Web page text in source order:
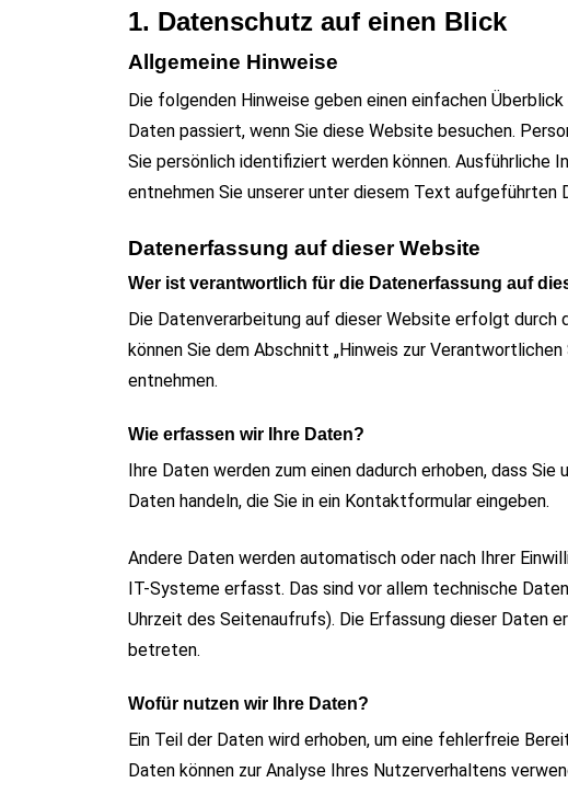
1. Datenschutz auf einen Blick
Allgemeine Hinweise
Die folgenden Hinweise geben einen einfachen
Daten passiert, wenn Sie diese Website besuchen.
Sie persönlich identifiziert werden können. Ausführliche
entnehmen Sie unserer unter diesem Text aufgeführten
Datenerfassung auf dieser Website
Wer ist verantwortlich für die Datenerfassung auf
Die Datenverarbeitung auf dieser Website erfolgt
können Sie dem Abschnitt „Hinweis zur
entnehmen.
Wie erfassen wir Ihre Daten?
Ihre Daten werden zum einen dadurch erhoben, dass
Daten handeln, die Sie in ein Kontaktformular eingeben.
Andere Daten werden automatisch oder nach Ihrer
IT-Systeme erfasst. Das sind vor allem technische
Uhrzeit des Seitenaufrufs). Die Erfassung dieser Daten
betreten.
Wofür nutzen wir Ihre Daten?
Ein Teil der Daten wird erhoben, um eine fehlerfreie
Daten können zur Analyse Ihres Nutzerverhaltens
Reise
Sommer 2025 – wir
werden dann mal den
Juni 22, 2026